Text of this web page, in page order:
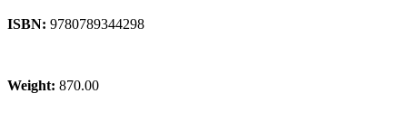
ISBN: 9780789344298
Weight: 870.00